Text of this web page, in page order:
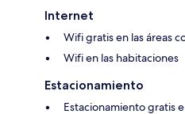
Internet
Wifi gratis en las áreas
Wifi en las habitaciones
Estacionamiento
Estacionamiento gratis